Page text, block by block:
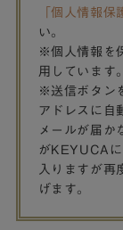
「個人情報保
い。
※個人情報を
用しています。
※送信ボタン
アドレスに自
メールが届か
がKEYUCA
入りますが再
げます。